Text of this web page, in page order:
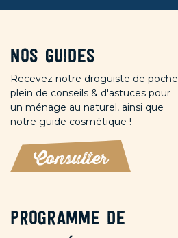
Nos guides
Recevez notre droguiste de poche
plein de conseils & d'astuces pour
un ménage au naturel, ainsi que
notre guide cosmétique !
Consulter
Programme de